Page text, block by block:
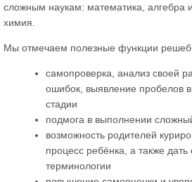
сложным наукам: математика, алгебра
химия.
Мы отмечаем полезные функции
самопроверка, анализ своей
ошибок, выявление пробелов
стадии
подмога в выполнении
возможность родителей
процесс ребёнка, а также
терминологии